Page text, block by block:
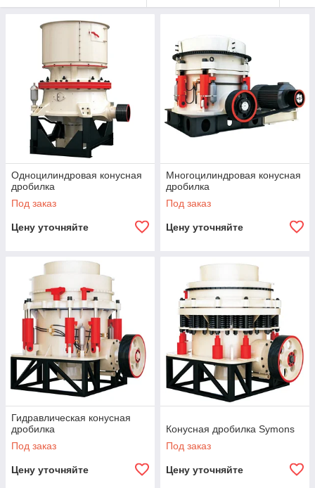
Одноцилиндровая конусная
дробилка
Под заказ
Цену уточняйте
Многоцилиндровая конусная
дробилка
Под заказ
Цену уточняйте
Гидравлическая конусная
дробилка
Под заказ
Цену уточняйте
Конусная дробилка Symons
Под заказ
Цену уточняйте